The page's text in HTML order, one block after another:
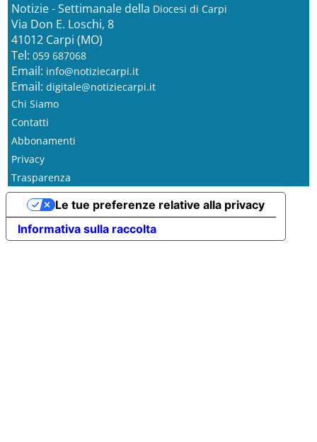
Notizie - Settimanale della Diocesi di Carpi
Via Don E. Loschi, 8
41012 Carpi (MO)
Tel: 059 687068
Email: info@notiziecarpi.it
Email: digitale@notiziecarpi.it
Chi Siamo
Contatti
Abbonamenti
Privacy
Trasparenza
Informativa sulla raccolta
Le tue preferenze relative alla privacy